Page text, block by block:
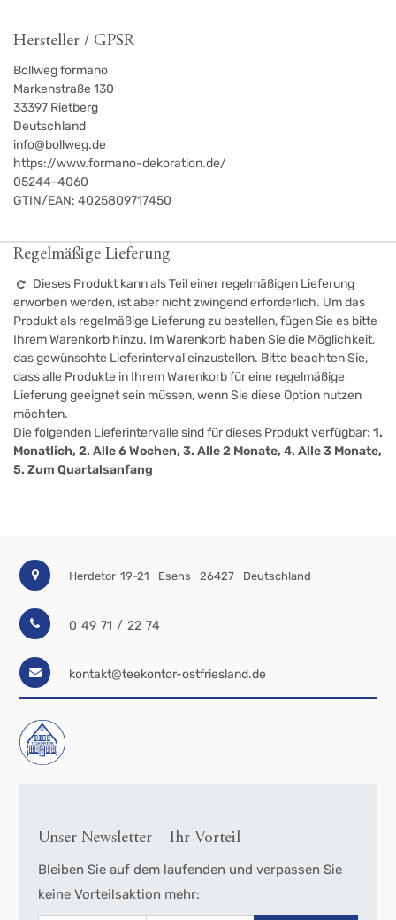
Hersteller / GPSR
Bollweg formano
Markenstraße 130
33397 Rietberg
Deutschland
info@bollweg.de
https://www.formano-dekoration.de/
05244-4060
GTIN/EAN: 4025809717450
Regelmäßige Lieferung
Dieses Produkt kann als Teil einer regelmäßigen Lieferung
erworben werden, ist aber nicht zwingend erforderlich. Um das
Produkt als regelmäßige Lieferung zu bestellen, fügen Sie es bitte
Ihrem Warenkorb hinzu. Im Warenkorb haben Sie die Möglichkeit,
das gewünschte Lieferinterval einzustellen. Bitte beachten Sie,
dass alle Produkte in Ihrem Warenkorb für eine regelmäßige
Lieferung geeignet sein müssen, wenn Sie diese Option nutzen
möchten.
Die folgenden Lieferintervalle sind für dieses Produkt verfügbar: 1.
Monatlich, 2. Alle 6 Wochen, 3. Alle 2 Monate, 4. Alle 3 Monate,
5. Zum Quartalsanfang
Herdetor 19-21 Esens 26427 Deutschland
0 49 71 / 22 74
kontakt@teekontor-ostfriesland.de
Unser Newsletter – Ihr Vorteil
Bleiben Sie auf dem laufenden und verpassen Sie
keine Vorteilsaktion mehr: